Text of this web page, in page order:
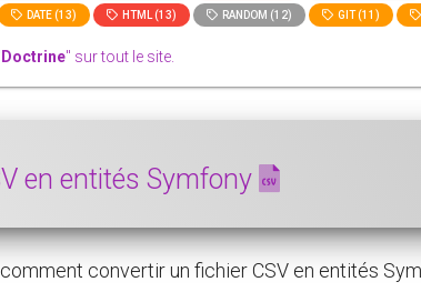
DATE (13) HTML (13) RANDOM (12) GIT (11)
Doctrine" sur tout le site.
en entités Symfony
convertir un fichier CSV en entités